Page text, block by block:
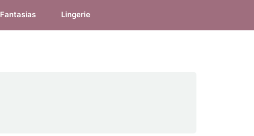
Fantasias Lingerie